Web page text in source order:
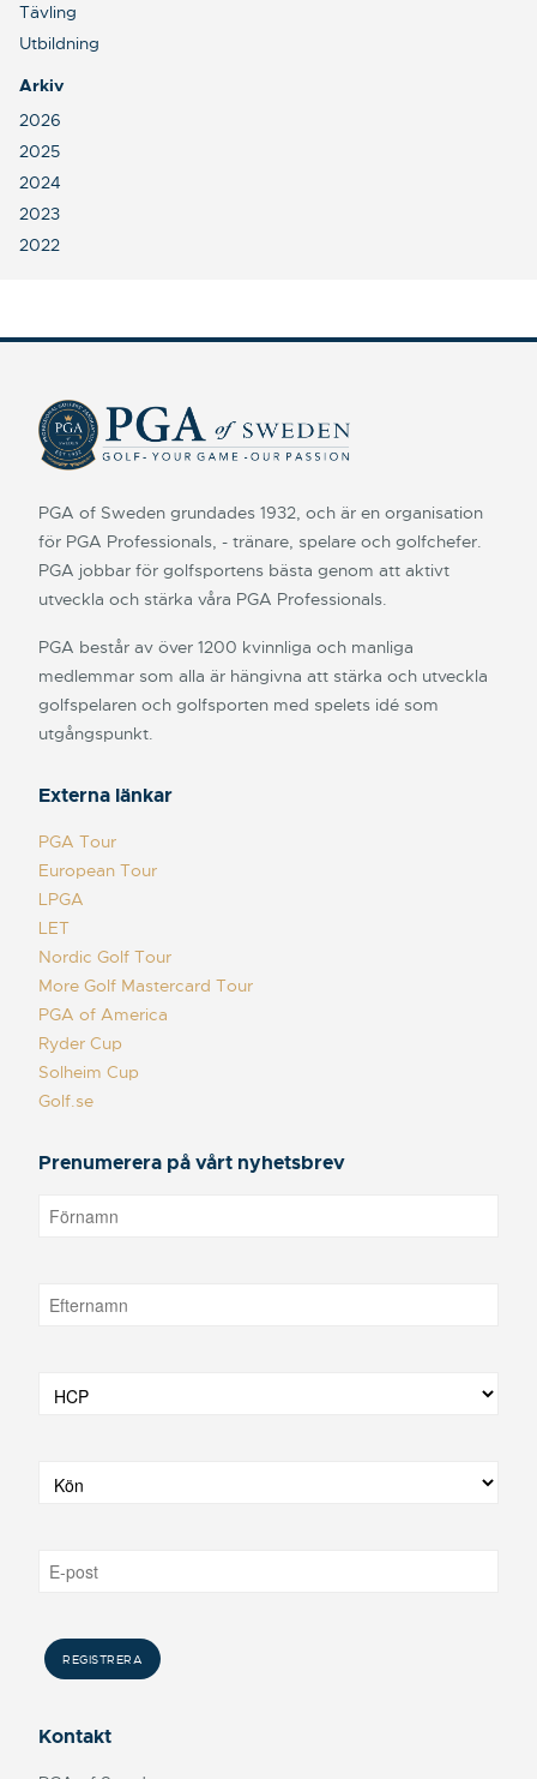
Tävling
Utbildning
Arkiv
2026
2025
2024
2023
2022
PGA of Sweden grundades 1932, och är en organisation
för PGA Professionals, - tränare, spelare och golfchefer.
PGA jobbar för golfsportens bästa genom att aktivt
utveckla och stärka våra PGA Professionals.
PGA består av över 1200 kvinnliga och manliga
medlemmar som alla är hängivna att stärka och utveckla
golfspelaren och golfsporten med spelets idé som
utgångspunkt.
Externa länkar
PGA Tour
European Tour
LPGA
LET
Nordic Golf Tour
More Golf Mastercard Tour
PGA of America
Ryder Cup
Solheim Cup
Golf.se
Prenumerera på vårt nyhetsbrev
Kontakt